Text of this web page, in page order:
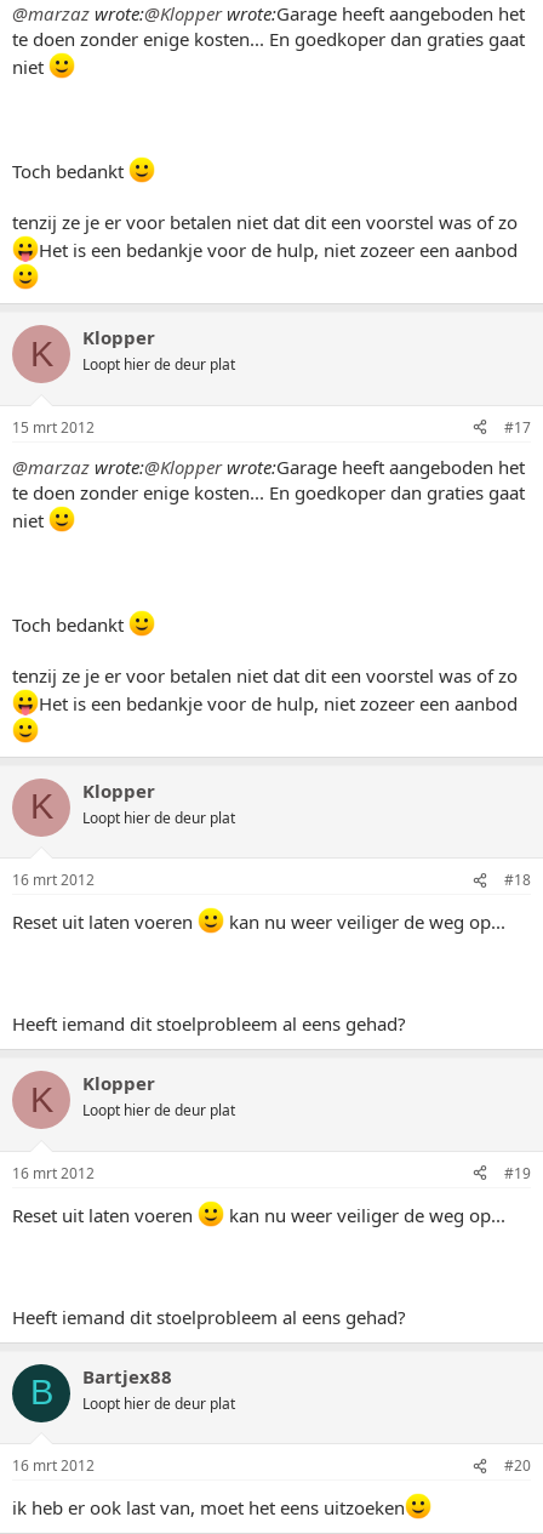
@marzaz wrote:@Klopperwrote:Garage heeft aangeboden het
te doen zonder enige kosten... En goedkoper dan graties gaat
niet
Toch bedankt
tenzij ze je er voor betalen niet dat dit een voorstel was of zo
Het is een bedankje voor de hulp, niet zozeer een aanbod
K Klopper
Loopt hier de deur plat
15 mrt 2012 #17
@marzaz wrote:@Klopperwrote:Garage heeft aangeboden het
te doen zonder enige kosten... En goedkoper dan graties gaat
niet
Toch bedankt
tenzij ze je er voor betalen niet dat dit een voorstel was of zo
Het is een bedankje voor de hulp, niet zozeer een aanbod
K Klopper
Loopt hier de deur plat
16 mrt 2012 #18
Reset uit laten voeren kan nu weer veiliger de weg op...
Heeft iemand dit stoelprobleem al eens gehad?
K Klopper
Loopt hier de deur plat
16 mrt 2012 #19
Reset uit laten voeren kan nu weer veiliger de weg op...
Heeft iemand dit stoelprobleem al eens gehad?
B Bartjex88
Loopt hier de deur plat
16 mrt 2012 #20
ik heb er ook last van, moet het eens uitzoeken